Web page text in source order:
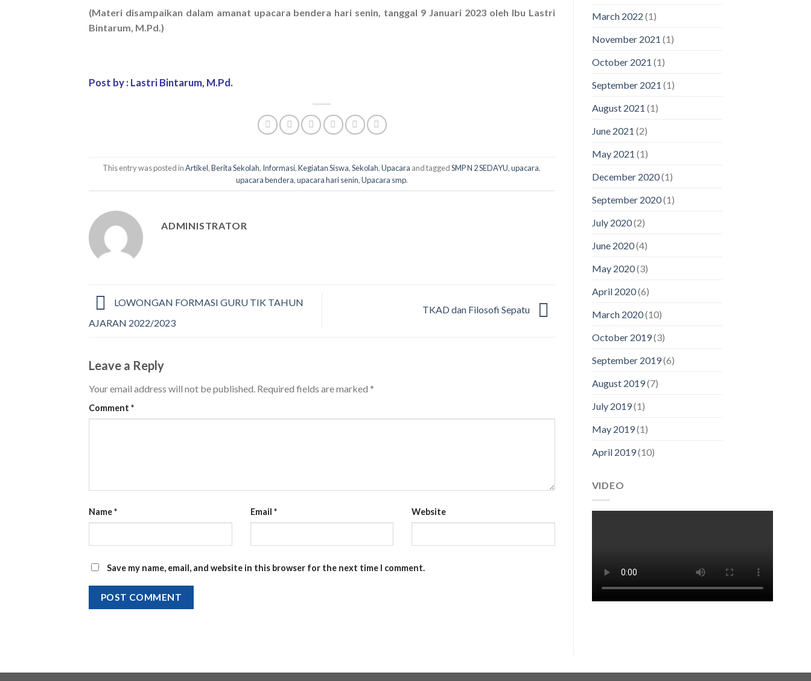
(Materi disampaikan dalam amanat upacara bendera hari senin, tanggal 9 Januari 2023 oleh Ibu Lastri
Bintarum, M.Pd.)
Post by : Lastri Bintarum, M.Pd.
This entry was posted inArtikel,Berita Sekolah, Informasi,Kegiatan Siswa,Sekolah,Upacara and taggedSMP N 2 SEDAYU,upacara,
upacara bendera,upacara hari senin,Upacara smp.
ADMINISTRATOR
LOWONGAN FORMASI GURU TIK TAHUN
AJARAN 2022/2023
TKAD dan Filosofi Sepatu
Leave a Reply
Your email address will not be published. Required fields are marked *
Comment *
Name* Email * Website
Save my name, email, and website in this browser for the next time I comment.
March 2022 (1)
November 2021 (1)
October 2021 (1)
September 2021 (1)
August 2021 (1)
June 2021 (2)
May 2021 (1)
December 2020(1)
September 2020(1)
July 2020(2)
June 2020(4)
May 2020(3)
April 2020(6)
March 2020(10)
October 2019(3)
September 2019(6)
August 2019(7)
July 2019(1)
May 2019(1)
April 2019(10)
VIDEO